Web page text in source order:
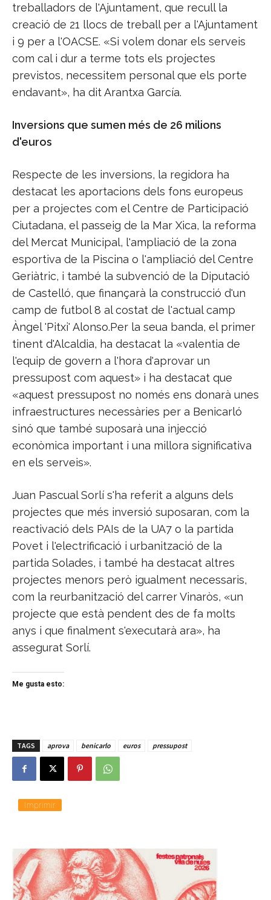
treballadors de l'Ajuntament, que recull la
creació de 21 llocs de treball per a l'Ajuntament
i 9 per a l'OACSE. «Si volem donar els serveis
com cal i dur a terme tots els projectes
previstos, necessitem personal que els porte
endavant», ha dit Arantxa García.
Inversions que sumen més de 26 milions
d'euros
Respecte de les inversions, la regidora ha
destacat les aportacions dels fons europeus
per a projectes com el Centre de Participació
Ciutadana, el passeig de la Mar Xica, la reforma
del Mercat Municipal, l'ampliació de la zona
esportiva de la Piscina o l'ampliació del Centre
Geriàtric, i també la subvenció de la Diputació
de Castelló, que finançarà la construcció d'un
camp de futbol 8 al costat de l'actual camp
Àngel 'Pitxi' Alonso.Per la seua banda, el primer
tinent d'Alcaldia, ha destacat la «valentia de
l'equip de govern a l'hora d'aprovar un
pressupost com aquest» i ha destacat que
«aquest pressupost no només ens donarà unes
infraestructures necessàries per a Benicarló
sinó que també suposarà una injecció
econòmica important i una millora significativa
en els serveis».
Juan Pascual Sorlí s'ha referit a alguns dels
projectes que més inversió suposaran, com la
reactivació dels PAIs de la UA7 o la partida
Povet i l'electrificació i urbanització de la
partida Solades, i també ha destacat altres
projectes menors però igualment necessaris,
com la reurbanització del carrer Vinaròs, «un
projecte que està pendent des de fa molts
anys i que finalment s'executarà ara», ha
assegurat Sorlí.
Me gusta esto:
TAGS aprova benicarlo euros pressupost
Imprimir